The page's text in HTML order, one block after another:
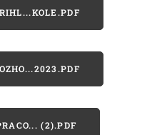
(2).PDF